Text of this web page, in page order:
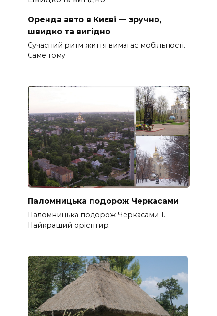
Оренда авто в Києві — зручно,
швидко та вигідно
Сучасний ритм життя вимагає мобільності.
Саме тому
Паломницька подорож Черкасами
Паломницька подорож Черкасами 1.
Найкращий орієнтир.